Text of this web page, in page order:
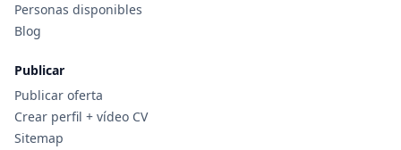
Personas disponibles
Blog
Publicar
Publicar oferta
Crear perfil + vídeo CV
Sitemap